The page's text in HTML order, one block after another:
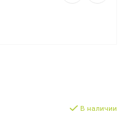
В наличии